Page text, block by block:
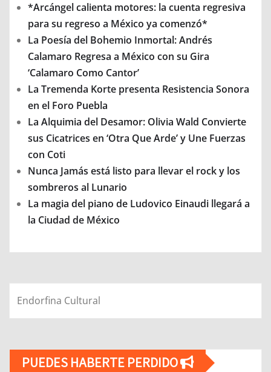
*Arcángel calienta motores: la cuenta regresiva
para su regreso a México ya comenzó*
La Poesía del Bohemio Inmortal: Andrés
Calamaro Regresa a México con su Gira
‘Calamaro Como Cantor’
La Tremenda Korte presenta Resistencia Sonora
en el Foro Puebla
La Alquimia del Desamor: Olivia Wald Convierte
sus Cicatrices en ‘Otra Que Arde’ y Une Fuerzas
con Coti
Nunca Jamás está listo para llevar el rock y los
sombreros al Lunario
La magia del piano de Ludovico Einaudi llegará a
la Ciudad de México
Endorfina Cultural
PUEDES HABERTE PERDIDO